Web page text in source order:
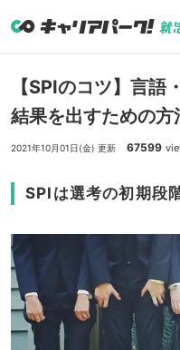
【SPIのコツ】言
結果を出すための方
2021年10月01日(金) 更新 67599
SPIは選考の初期段